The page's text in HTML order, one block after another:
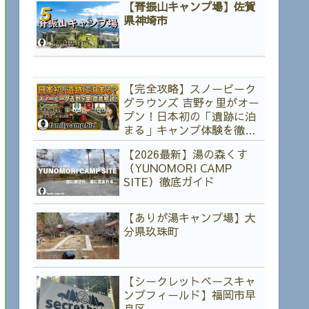
【脊振山キャンプ場】佐賀
県神埼市
【完全攻略】スノーピーク
グラウンズ 吉野ヶ里がオー
プン！日本初の「遺跡に泊
まる」キャンプ体験を徹底
解説
【2026最新】湯の森くす
（YUNOMORI CAMP
SITE）徹底ガイド
【ありが湯キャンプ場】大
分県玖珠町
【シークレットベースキャ
ンプフィールド】福岡市早